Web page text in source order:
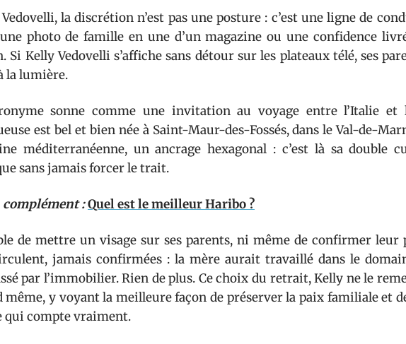
Vedovelli, la discrétion n’est pas une posture : c’est une ligne de
photo de famille en une d’un magazine ou une confidence
Si Kelly Vedovelli s’affiche sans détour sur les plateaux télé, ses
la lumière.
sonne comme une invitation au voyage entre l’Italie et
est bel et bien née à Saint-Maur-des-Fossés, dans le Val-de-
méditerranéenne, un ancrage hexagonal : c’est là sa double
sans jamais forcer le trait.
complément :Quel est le meilleur Haribo ?
de mettre un visage sur ses parents, ni même de confirmer leur
jamais confirmées : la mère aurait travaillé dans le
par l’immobilier. Rien de plus. Ce choix du retrait, Kelly ne le
même, y voyant la meilleure façon de préserver la paix familiale et
qui compte vraiment.